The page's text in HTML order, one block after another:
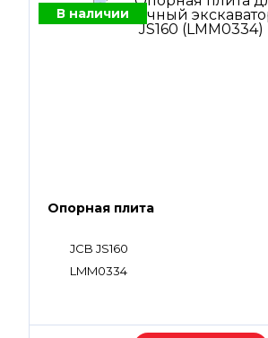
В наличии
Опорная плита
JCB JS160
LMM0334